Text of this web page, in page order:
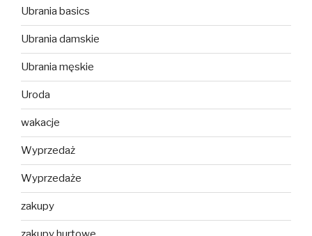
Ubrania basics
Ubrania damskie
Ubrania męskie
Uroda
wakacje
Wyprzedaż
Wyprzedaże
zakupy